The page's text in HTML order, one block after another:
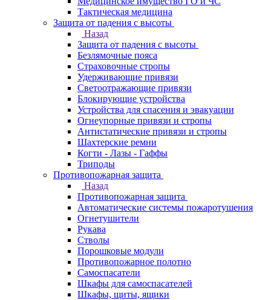
Тактическая медицина
Защита от падения с высоты
Назад
Защита от падения с высоты
Безлямочные пояса
Страховочные стропы
Удерживающие привязи
Светоотражающие привязи
Блокирующие устройства
Устройства для спасения и эвакуации
Огнеупорные привязи и стропы
Антистатические привязи и стропы
Шахтерские ремни
Когти - Лазы - Гаффы
Триподы
Противопожарная защита
Назад
Противопожарная защита
Автоматические системы пожаротушения
Огнетушители
Рукава
Стволы
Порошковые модули
Противопожарное полотно
Самоспасатели
Шкафы для самоспасателей
Шкафы, щиты, ящики